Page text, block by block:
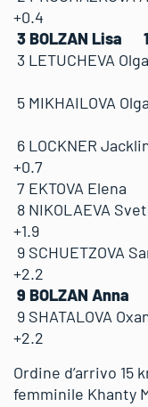
+0.4
3 BOLZAN
3 LETUCHEVA
5 MIKHAILOVA
6 LOCKNER
+0.7
7 EKTOVA
8 NIKOLAEVA
+1.9
9
+2.2
9 BOLZAN
9 SHATALOVA
+2.2
Ordine d’arrivo 15
femminile Khanty